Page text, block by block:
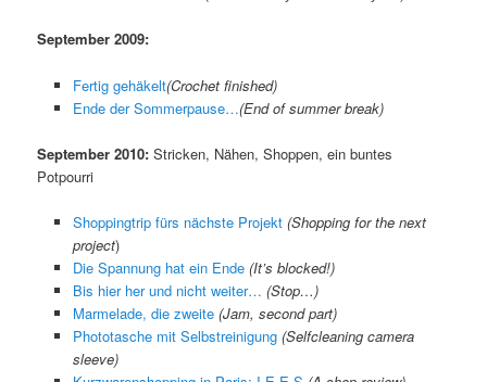
September 2009:
Fertig gehäkelt(Crochet finished)
Ende der Sommerpause…(End of summer break)
September 2010:Stricken, Nähen, Shoppen, ein buntes
Potpourri
Shoppingtrip fürs nächste Projekt (Shopping for the next
project)
Die Spannung hat ein Ende (It’s blocked!)
Bis hier her und nicht weiter… (Stop…)
Marmelade, die zweite (Jam, second part)
Phototasche mit Selbstreinigung (Selfcleaning camera
sleeve)